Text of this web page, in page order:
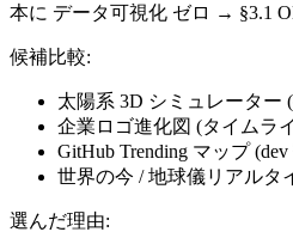
本に データ可視化 ゼロ → §3.1
候補比較:
太陽系 3D シミュレーター
企業ロゴ進化図 (タイムラ
GitHub Trending マップ
世界の今 / 地球儀リアルタ
選んだ理由: